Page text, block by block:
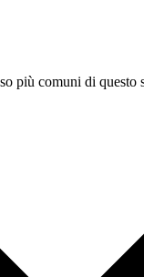
più comuni di questo